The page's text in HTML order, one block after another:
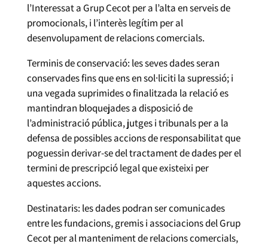
l’Interessat a Grup Cecot per a l’alta en serveis de
promocionals, i l’interès legítim per al
desenvolupament de relacions comercials.
Terminis de conservació: les seves dades seran
conservades fins que ens en sol·liciti la supressió; i
una vegada suprimides o finalitzada la relació es
mantindran bloquejades a disposició de
l’administració pública, jutges i tribunals per a la
defensa de possibles accions de responsabilitat que
poguessin derivar-se del tractament de dades per el
termini de prescripció legal que existeixi per
aquestes accions.
Destinataris: les dades podran ser comunicades
entre les fundacions, gremis i associacions del Grup
Cecot per al manteniment de relacions comercials,